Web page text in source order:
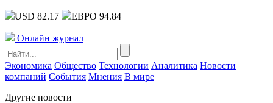
USD 82.17 ЕВРО 94.84
Онлайн журнал
Экономика Общество Технологии Аналитика Новости
компаний События Мнения В мире
Другие новости